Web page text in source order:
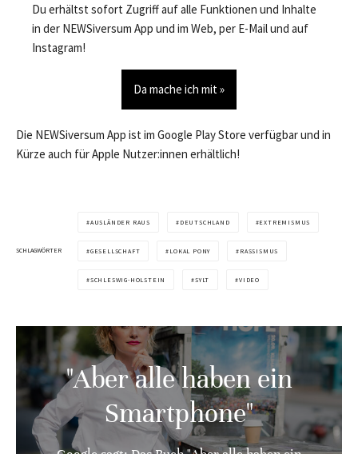
Du erhältst sofort Zugriff auf alle Funktionen und Inhalte
in der NEWSiversum App und im Web, per E-Mail und auf
Instagram!
Da mache ich mit »
Die NEWSiversum App ist im Google Play Store verfügbar und in
Kürze auch für Apple Nutzer:innen erhältlich!
SCHLAGWÖRTER
AUSLÄNDER RAUS DEUTSCHLAND EXTREMISMUS
GESELLSCHAFT LOKAL PONY RASSISMUS
SCHLESWIG-HOLSTEIN SYLT VIDEO
"Aber alle haben ein
Smartphone"